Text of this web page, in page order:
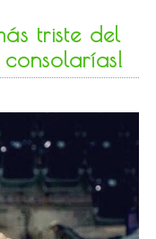
triste del
consolarías!